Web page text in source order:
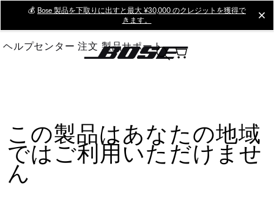
Main
💰 Bose 製品を下取りに出すと最大 ¥30,000 のクレジットを獲得で
きます。
ヘルプセンター 注文 製品サポート
この製品はあなたの地域
ではご利用いただけませ
ん